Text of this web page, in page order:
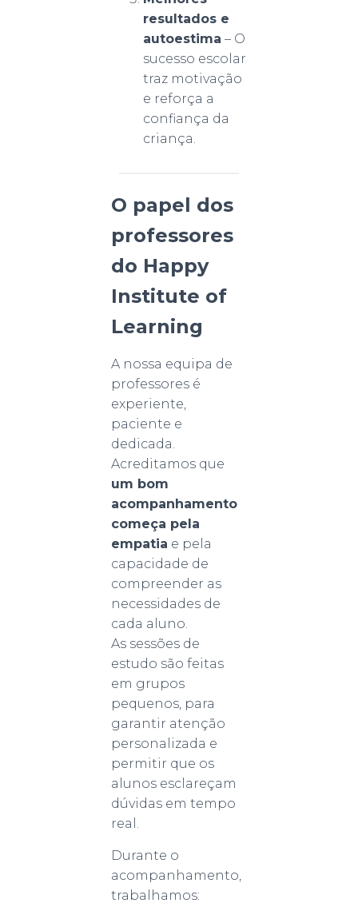
resultados e
autoestima – O
sucesso escolar
traz motivação
e reforça a
confiança da
criança.
O papel dos
professores
do Happy
Institute of
Learning
A nossa equipa de
professores é
experiente,
paciente e
dedicada.
Acreditamos que
um bom
acompanhamento
começa pela
empatia e pela
capacidade de
compreender as
necessidades de
cada aluno.
As sessões de
estudo são feitas
em grupos
pequenos, para
garantir atenção
personalizada e
permitir que os
alunos esclareçam
dúvidas em tempo
real.
Durante o
acompanhamento,
trabalhamos: